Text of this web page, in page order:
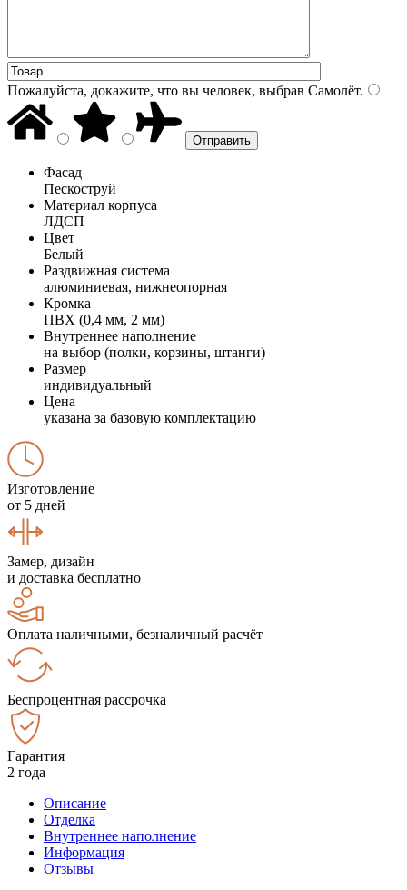
Пожалуйста, докажите, что вы человек, выбрав Самолёт.
Фасад
Пескоструй
Материал корпуса
ЛДСП
Цвет
Белый
Раздвижная система
алюминиевая, нижнеопорная
Кромка
ПВХ (0,4 мм, 2 мм)
Внутреннее наполнение
на выбор (полки, корзины, штанги)
Размер
индивидуальный
Цена
указана за базовую комплектацию
Изготовление
от 5 дней
Замер, дизайн
и доставка бесплатно
Оплата наличными, безналичный расчёт
Беспроцентная рассрочка
Гарантия
2 года
Описание
Отделка
Внутреннее наполнение
Информация
Отзывы